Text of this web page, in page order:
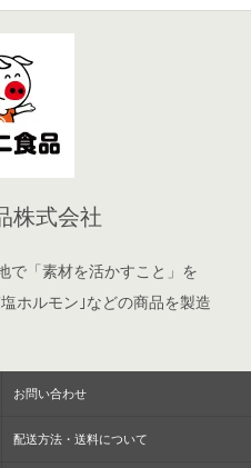
株式会社
で「素材を活かすこと」を
ホルモン｣などの商品を製造
お問い合わせ
配送方法・送料について